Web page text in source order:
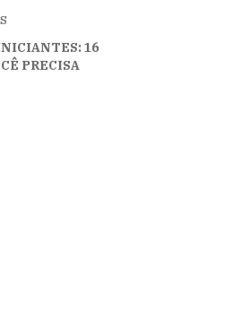
16
PRECISA